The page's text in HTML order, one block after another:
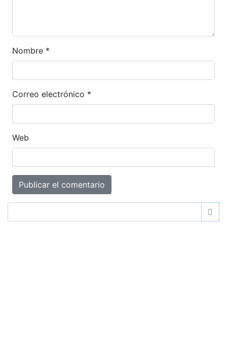
Nombre *
Correo electrónico *
Web